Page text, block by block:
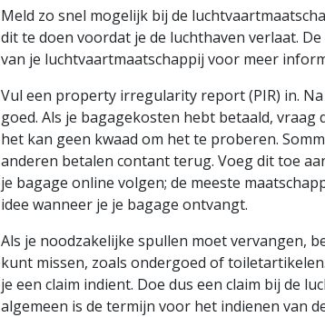
Meld zo snel mogelijk bij de
dit te doen voordat je de luchthaven verlaat.
van je luchtvaartmaatschappij voor meer
Vul een property irregularity report (PIR) in.
goed. Als je bagagekosten hebt betaald,
het kan geen kwaad om het te proberen.
anderen betalen contant terug. Voeg dit toe
je bagage online volgen; de meeste
idee wanneer je je bagage ontvangt.
Als je noodzakelijke spullen moet vervangen,
kunt missen, zoals ondergoed of
je een claim indient. Doe dus een claim bij de
algemeen is de termijn voor het indienen van